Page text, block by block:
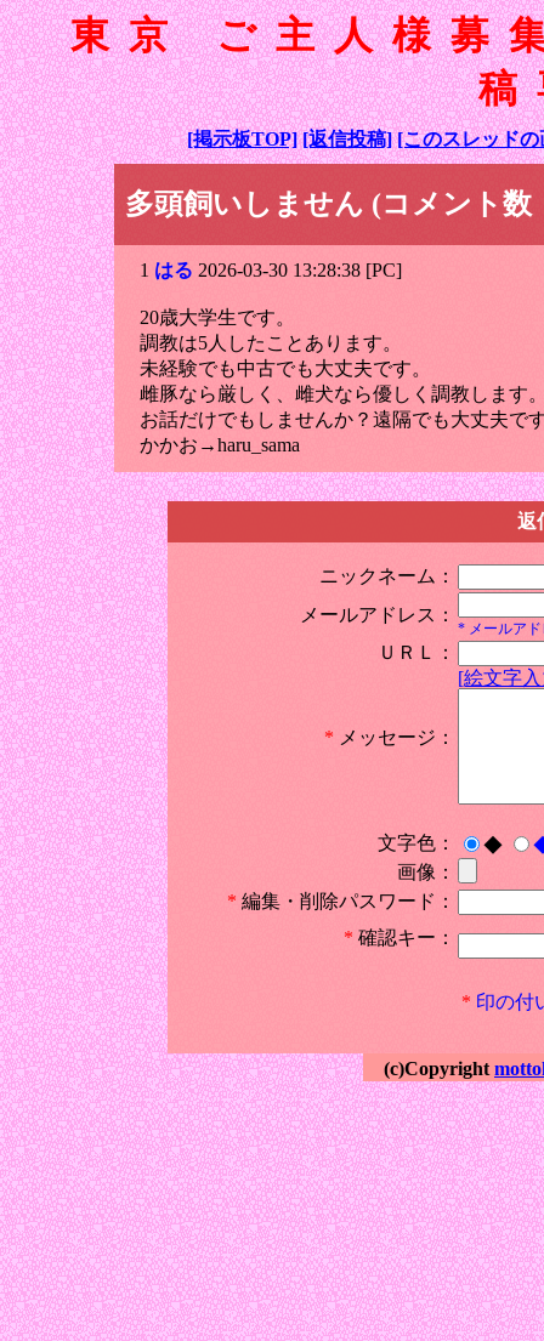
東京 ご主人様募
[掲示板TOP] [返信投稿] [このスレッドの
多頭飼いしません (コメント数
1 はる 2026-03-30 13:28:38 [PC]
20歳大学生です。
調教は5人したことあります。
未経験でも中古でも大丈夫です。
雌豚なら厳しく、雌犬なら優しく調教します
お話だけでもしませんか？遠隔でも大丈夫で
かかお→haru_sama
返
ニックネーム：
メールアドレス：
* メールア
ＵＲＬ：
* メッセージ：
[絵文字
文字色： ◆
画像：
* 編集・削除パスワード：
* 確認キー：
* 印の付
(c)Copyright